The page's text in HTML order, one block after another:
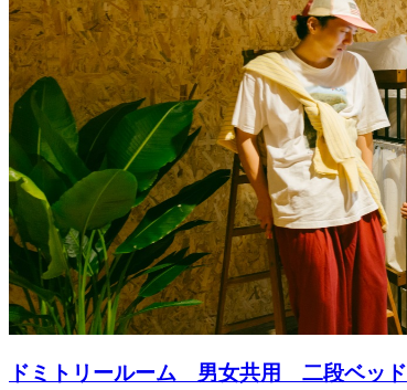
ドミトリールーム 男女共用 二段ベッド